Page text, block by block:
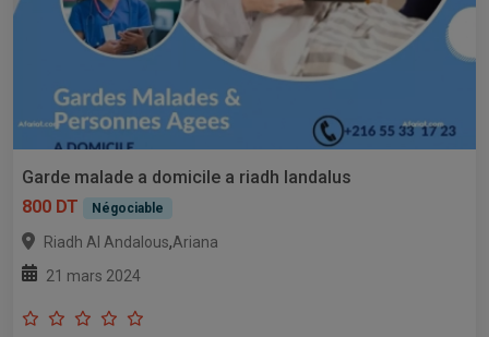
Garde malade a domicile a riadh landalus
800 DT
Négociable
Riadh Al Andalous,Ariana
21 mars 2024